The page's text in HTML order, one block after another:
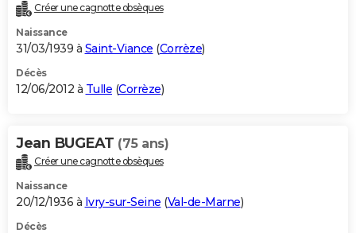
Créer une cagnotte obsèques
Naissance
31/03/1939 à Saint-Viance (Corrèze)
Décès
12/06/2012 à Tulle (Corrèze)
Jean BUGEAT (75 ans)
Créer une cagnotte obsèques
Naissance
20/12/1936 à Ivry-sur-Seine (Val-de-Marne)
Décès